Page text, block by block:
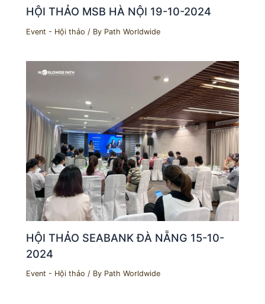
HỘI THẢO MSB HÀ NỘI 19-10-2024
Event - Hội thảo / By Path Worldwide
HỘI THẢO SEABANK ĐÀ NẴNG 15-10-
2024
Event - Hội thảo / By Path Worldwide